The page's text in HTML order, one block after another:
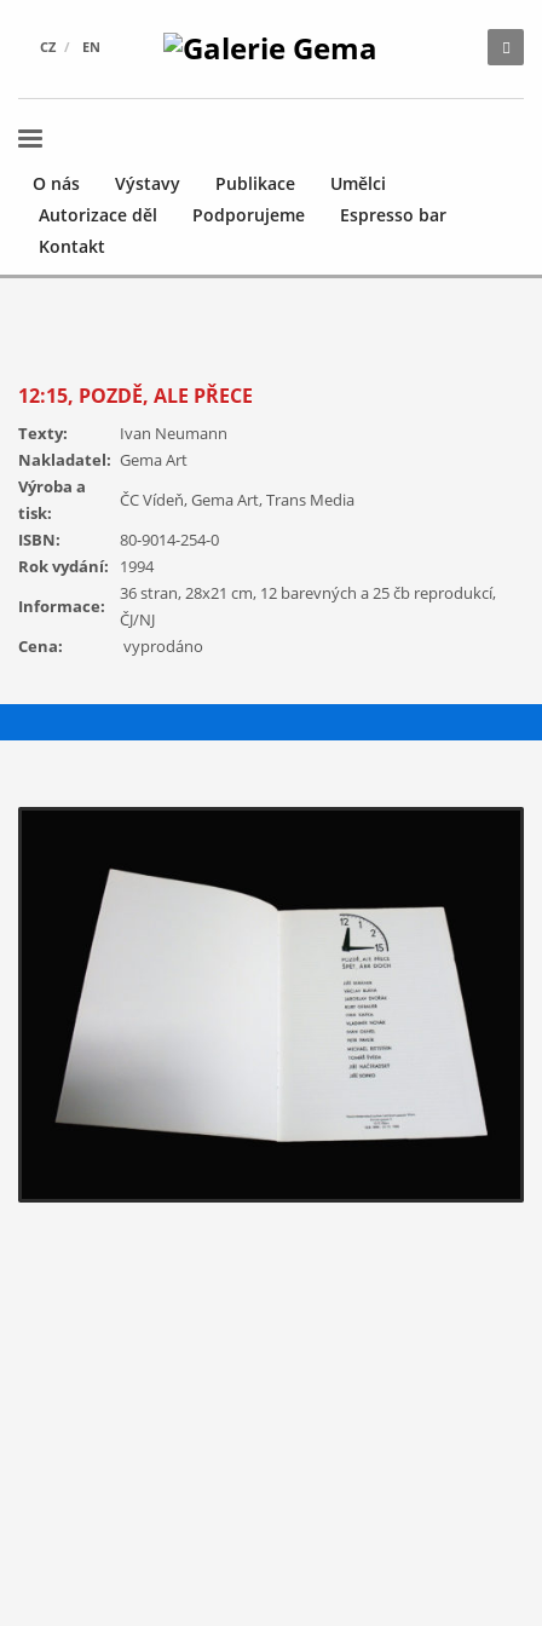
CZ EN
O nás Výstavy Publikace
Umělci
Autorizace děl
Podporujeme
Espresso bar
Kontakt
12:15, POZDĚ, ALE PŘECE
Texty:
Ivan Neumann
Nakladatel: Gema Art
Výroba a
tisk:
ČC Vídeň, Gema Art, Trans Media
ISBN:
80-9014-254-0
Rok vydání:
1994
Informace:
36 stran, 28x21 cm, 12 barevných a 25 čb reprodukcí,
ČJ/NJ
Cena:
vyprodáno